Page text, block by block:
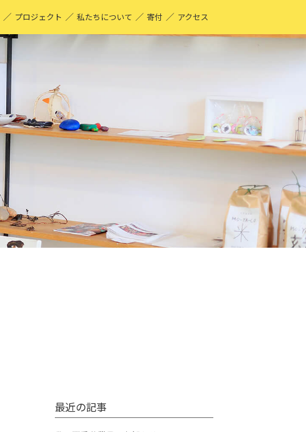
／ プロジェクト
MO-YA-CO UNIQUE PRODUCT！
アーティストページ
MO-YA-CO キフ
／ 私たちについて ／ 寄付 ／ アクセス
最近の記事